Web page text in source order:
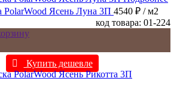
PolarWood Ясень Луна 3П 4540 ₽ / м2
код товара: 01-224
Купить дешевле